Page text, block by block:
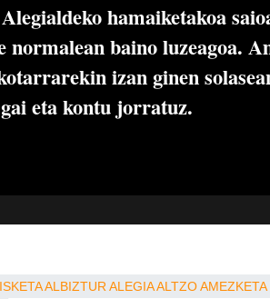
hamaiketakoa
normalean baino luzeagoa.
izan ginen
eta kontu jorratuz.
ALBIZTUR ALEGIAALTZOAMEZKETA